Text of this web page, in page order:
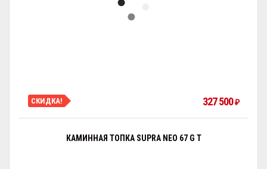
СКИДКА! 327 500₽
КАМИННАЯ ТОПКА SUPRA NEO 67 G T